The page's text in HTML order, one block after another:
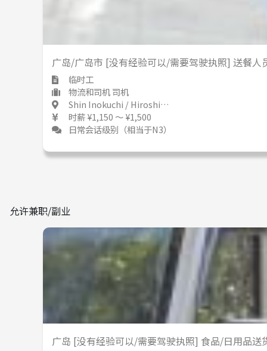
广岛/广岛市 [没有经验可以/需要驾驶执照] 送餐人
临时工
物流和司机 司机
Shin Inokuchi / Hiroshima 新井口 / 広島県
时薪 ¥1,150 ～ ¥1,500
日常会话级别（相当于N3）
允许兼职/副业
广岛 [没有经验可以/需要驾驶执照] 食品/日用品送